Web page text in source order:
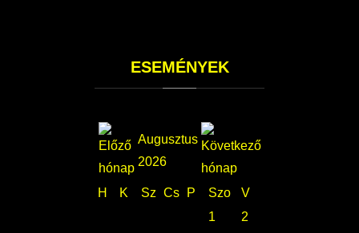
ESEMÉNYEK
Augusztus
2026
H K Sz Cs P Szo
V
1
2